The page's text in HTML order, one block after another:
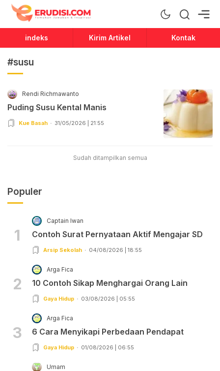
Erudisi
Temukan Jawaban dan Inspirasi
indeks Kirim Artikel Kontak
#susu
Rendi Richmawanto
Puding Susu Kental Manis
Kue Basah 31/05/2026 | 21:55
Sudah ditampilkan semua
Populer
1
Captain Iwan
Contoh Surat Pernyataan Aktif Mengajar SD
Arsip Sekolah 04/08/2026 | 18:55
2
Arga Fica
10 Contoh Sikap Menghargai Orang Lain
Gaya Hidup 03/08/2026 | 05:55
3
Arga Fica
6 Cara Menyikapi Perbedaan Pendapat
Gaya Hidup 01/08/2026 | 06:55
Umam